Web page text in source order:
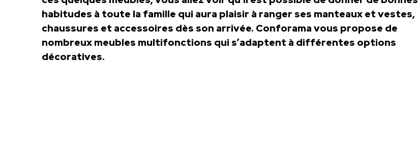
habitudes à toute la famille qui aura plaisir à ranger ses manteaux et vestes,
chaussures et accessoires dès son arrivée. Conforama vous propose de
nombreux meubles multifonctions qui s’adaptent à différentes options
décoratives.